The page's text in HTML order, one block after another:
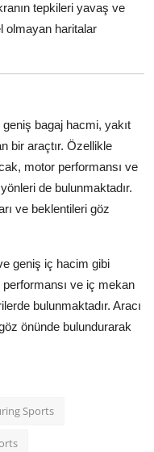
tepkileri yavaş ve
olmayan haritalar
bagaj hacmi, yakıt
bir araçtır. Özellikle
motor performansı ve
de bulunmaktadır.
ve beklentileri göz
geniş iç hacim gibi
ve iç mekan
bulunmaktadır. Aracı
önünde bulundurarak
Sports